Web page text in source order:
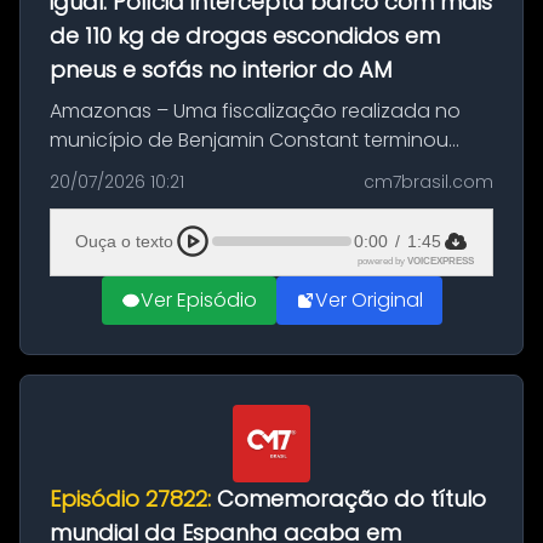
de 110 kg de drogas escondidos em
pneus e sofás no interior do AM
Amazonas – Uma fiscalização realizada no
município de Benjamin Constant terminou
com a apreensão de aproximadamente 115
quilos de entorpecentes em uma
embarcação atracada no porto da cidade. O
materia...
20/07/2026 10:21 cm7brasil.com
Ouça o texto 0:00 / 1:45
powered by VOICEXPRESS
Ver Episódio Ver Original
Episódio 27822: Comemoração do título
mundial da Espanha acaba em